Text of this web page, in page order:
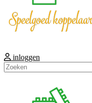
inloggen